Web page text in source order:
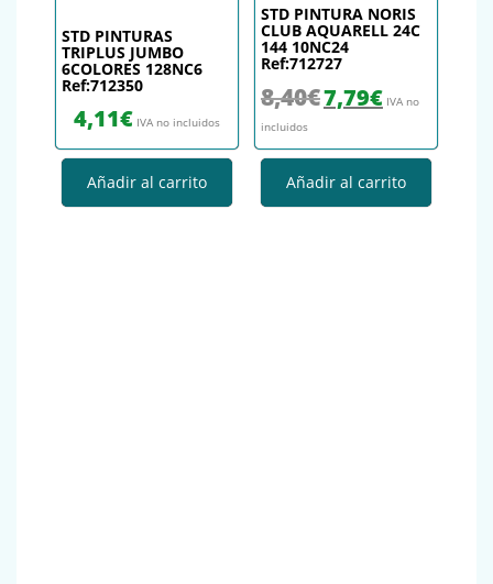
STD PINTURAS
TRIPLUS JUMBO
6COLORES 128NC6
Ref:712350
4,11€ IVA no incluidos
Añadir al carrito
STD PINTURA NORIS
CLUB AQUARELL 24C
144 10NC24
Ref:712727
8,40€El precio original era: 8,40€.
7,79€El precio actual
IVA no
incluidos
Añadir al carrito